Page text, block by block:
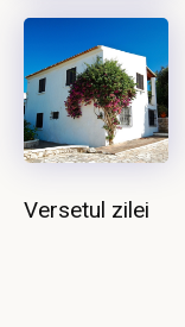
Versetul zilei